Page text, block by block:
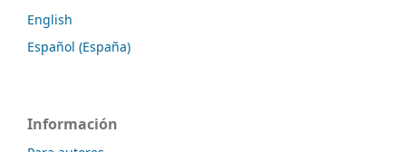
English
Español (España)
Información